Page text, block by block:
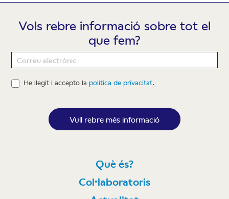
Vols rebre informació sobre tot el
que fem?
Newsletter
He llegit i accepto lapolítica de privacitat.
Vull rebre més informació
Què és?
Col·laboratoris